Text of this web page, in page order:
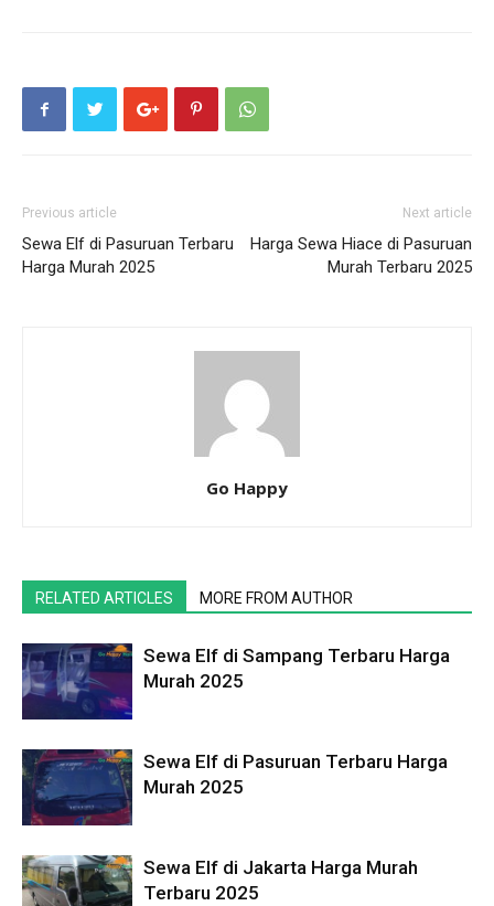
Previous article
Sewa Elf di Pasuruan Terbaru
Harga Murah 2025
Next article
Harga Sewa Hiace di Pasuruan
Murah Terbaru 2025
Go Happy
RELATED ARTICLES MORE FROM AUTHOR
Sewa Elf di Sampang Terbaru Harga
Murah 2025
Sewa Elf di Pasuruan Terbaru Harga
Murah 2025
Sewa Elf di Jakarta Harga Murah
Terbaru 2025